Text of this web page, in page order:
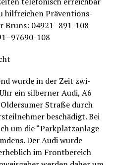
hilf­rei­chen Prä­ven­ti­ons­
Bruns: 04921–891-108
108
wur­de in der Zeit zwi­
ein sil­ber­ner Audi, A6
Stra­ße durch
beschä­digt. Bei
um die “Park­platz­an­la­ge
Der Audi wur­de
im Front­be­reich